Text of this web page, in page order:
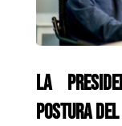
La
postura del